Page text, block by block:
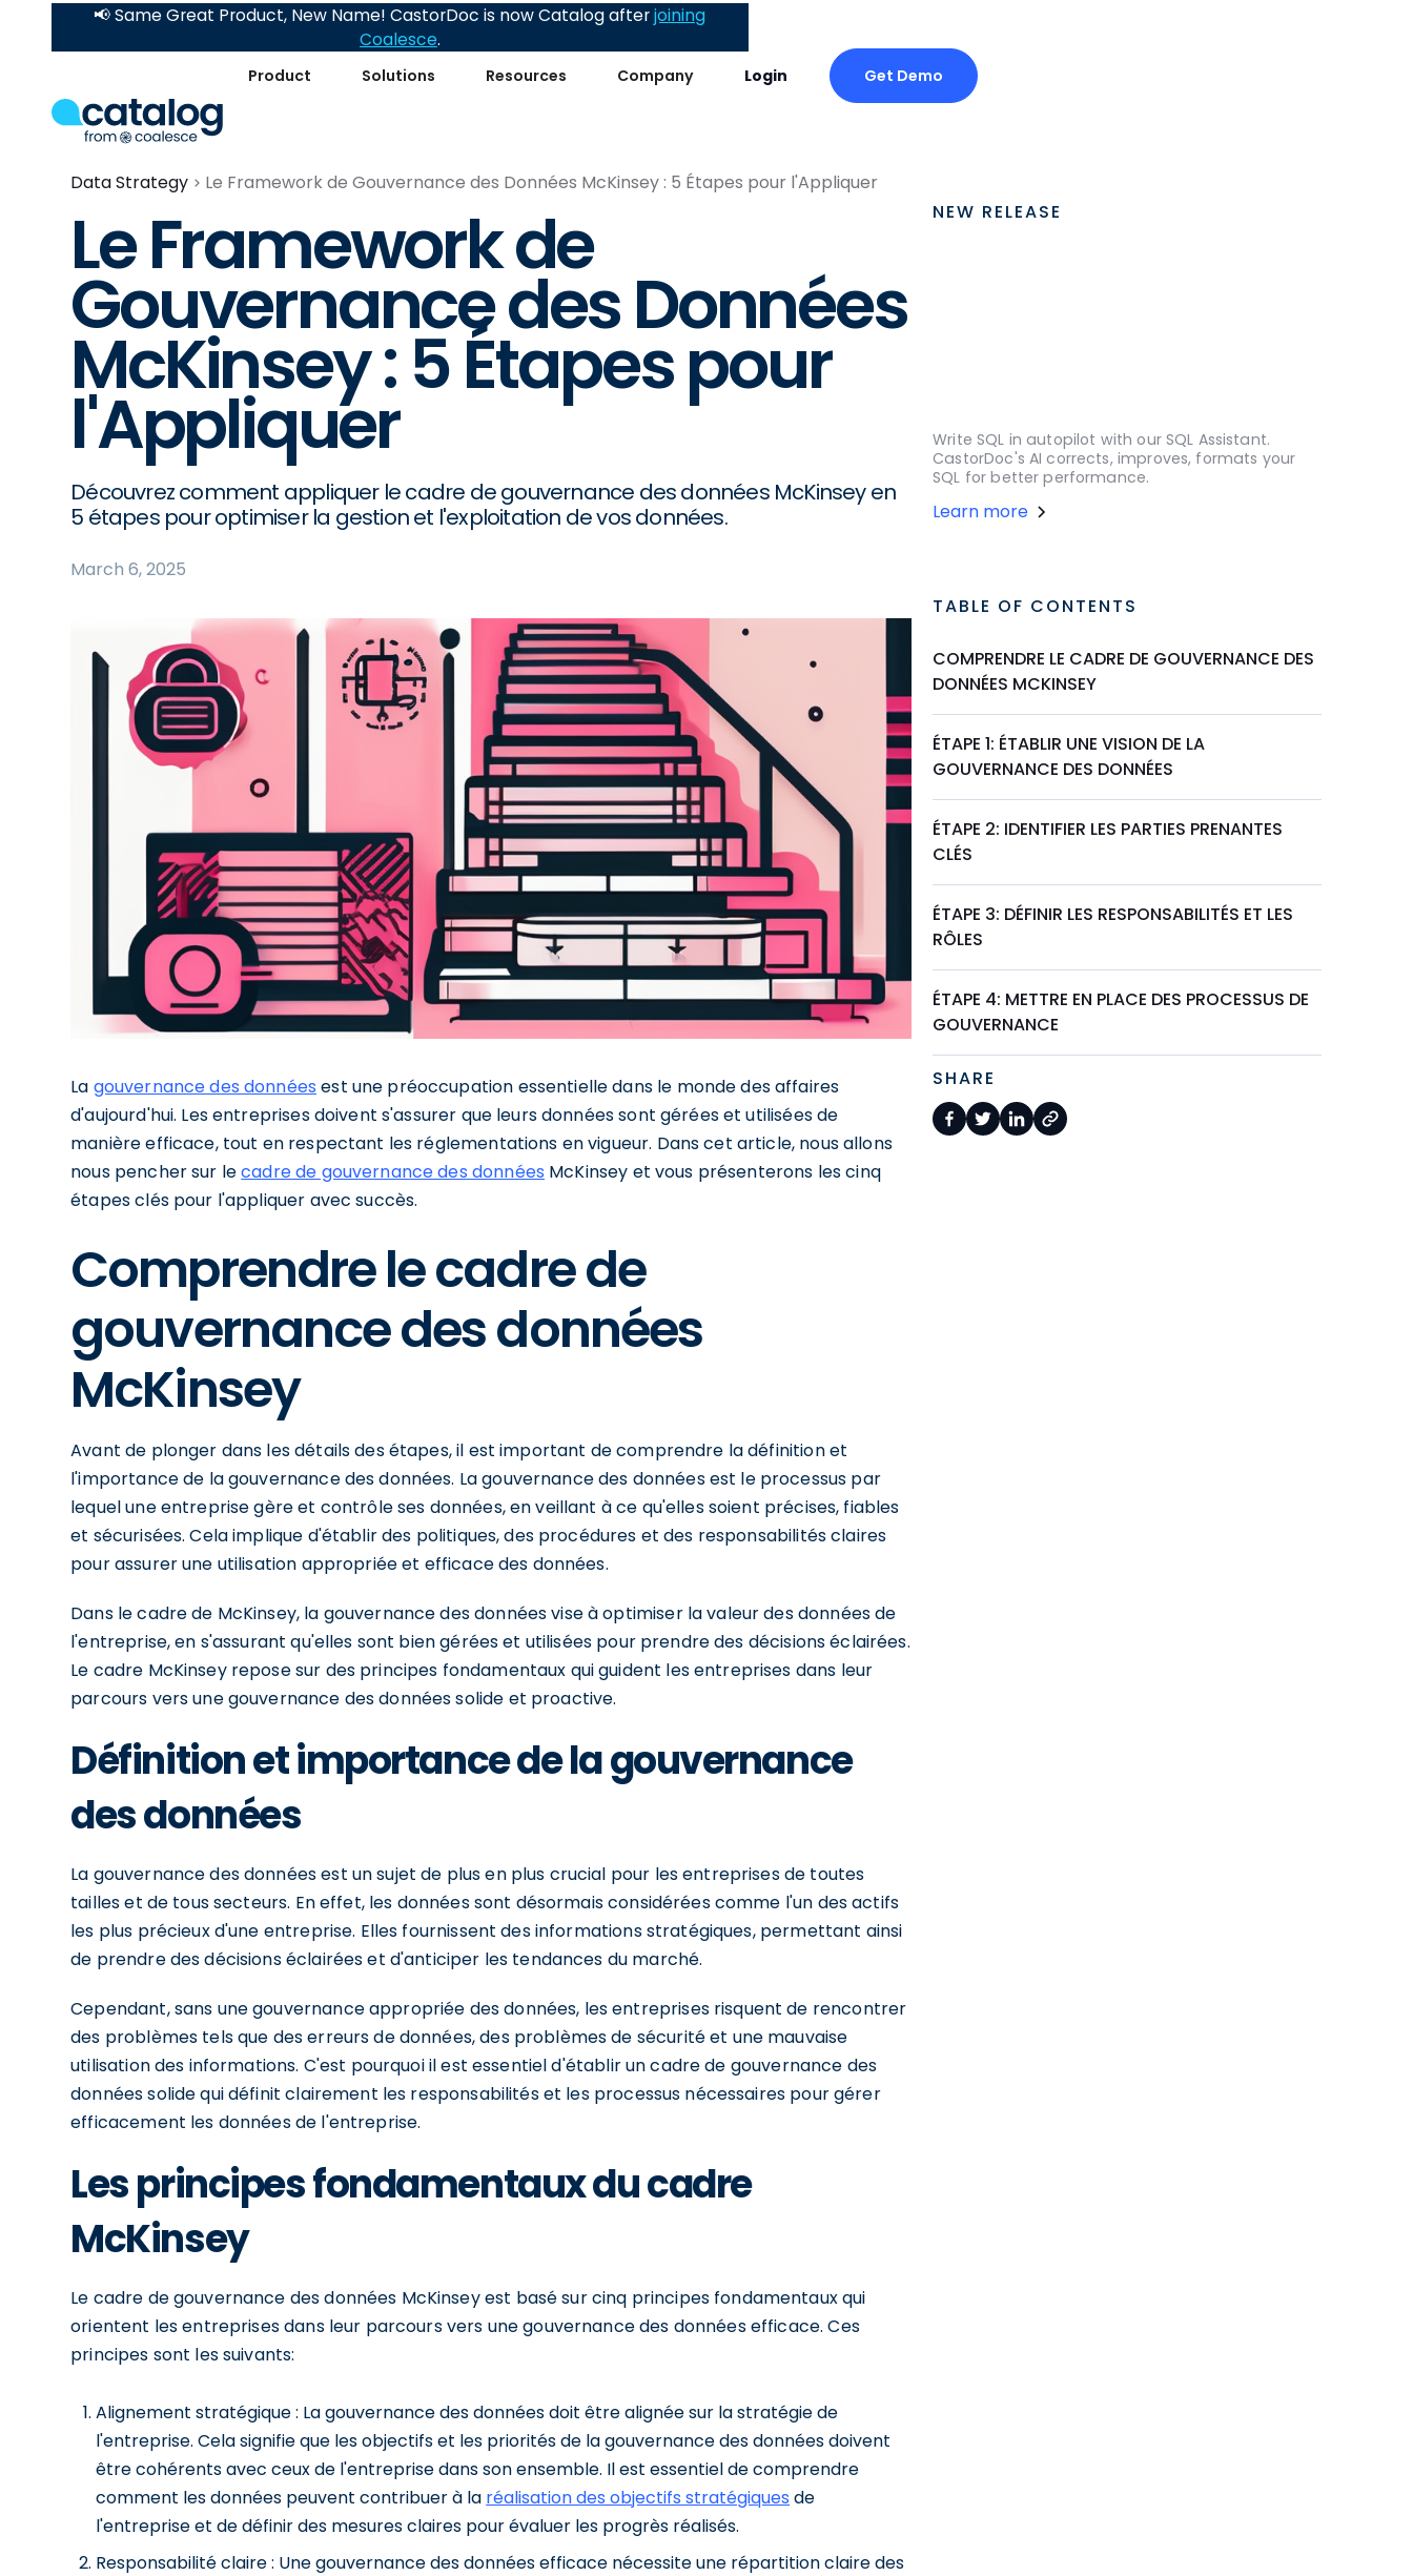
Product Solutions Resources Company Login Get Demo
📢 Same Great Product, New Name! CastorDoc is now Catalog afterjoining
Coalesce.
Data Strategy Le Framework de Gouvernance des Données McKinsey : 5 Étapes pour l'Appliquer
Le Framework de
Gouvernance des Données
McKinsey : 5 Étapes pour
l'Appliquer
Découvrez comment appliquer le cadre de gouvernance des données McKinsey en
5 étapes pour optimiser la gestion et l'exploitation de vos données.
March 6, 2025
La gouvernance des données est une préoccupation essentielle dans le monde des affaires
d'aujourd'hui. Les entreprises doivent s'assurer que leurs données sont gérées et utilisées de
manière efficace, tout en respectant les réglementations en vigueur. Dans cet article, nous allons
nous pencher sur lecadre de gouvernance des données McKinsey et vous présenterons les cinq
étapes clés pour l'appliquer avec succès.
Comprendre le cadre de
gouvernance des données
McKinsey
Avant de plonger dans les détails des étapes, il est important de comprendre la définition et
l'importance de la gouvernance des données. La gouvernance des données est le processus par
lequel une entreprise gère et contrôle ses données, en veillant à ce qu'elles soient précises, fiables
et sécurisées. Cela implique d'établir des politiques, des procédures et des responsabilités claires
pour assurer une utilisation appropriée et efficace des données.
Dans le cadre de McKinsey, la gouvernance des données vise à optimiser la valeur des données de
l'entreprise, en s'assurant qu'elles sont bien gérées et utilisées pour prendre des décisions éclairées.
Le cadre McKinsey repose sur des principes fondamentaux qui guident les entreprises dans leur
parcours vers une gouvernance des données solide et proactive.
Définition et importance de la gouvernance
des données
La gouvernance des données est un sujet de plus en plus crucial pour les entreprises de toutes
tailles et de tous secteurs. En effet, les données sont désormais considérées comme l'un des actifs
les plus précieux d'une entreprise. Elles fournissent des informations stratégiques, permettant ainsi
de prendre des décisions éclairées et d'anticiper les tendances du marché.
Cependant, sans une gouvernance appropriée des données, les entreprises risquent de rencontrer
des problèmes tels que des erreurs de données, des problèmes de sécurité et une mauvaise
utilisation des informations. C'est pourquoi il est essentiel d'établir un cadre de gouvernance des
données solide qui définit clairement les responsabilités et les processus nécessaires pour gérer
efficacement les données de l'entreprise.
Les principes fondamentaux du cadre
McKinsey
Le cadre de gouvernance des données McKinsey est basé sur cinq principes fondamentaux qui
orientent les entreprises dans leur parcours vers une gouvernance des données efficace. Ces
principes sont les suivants:
Alignement stratégique : La gouvernance des données doit être alignée sur la stratégie de
l'entreprise. Cela signifie que les objectifs et les priorités de la gouvernance des données doivent
être cohérents avec ceux de l'entreprise dans son ensemble. Il est essentiel de comprendre
comment les données peuvent contribuer à la réalisation des objectifs stratégiques de
l'entreprise et de définir des mesures claires pour évaluer les progrès réalisés.
Responsabilité claire : Une gouvernance des données efficace nécessite une répartition claire des
NEW RELEASE
Write SQL in autopilot with our SQL Assistant.
CastorDoc's AI corrects, improves, formats your
SQL for better performance.
Learn more
TABLE OF CONTENTS
COMPRENDRE LE CADRE DE GOUVERNANCE DES
DONNÉES MCKINSEY
ÉTAPE 1: ÉTABLIR UNE VISION DE LA
GOUVERNANCE DES DONNÉES
ÉTAPE 2: IDENTIFIER LES PARTIES PRENANTES
CLÉS
ÉTAPE 3: DÉFINIR LES RESPONSABILITÉS ET LES
RÔLES
ÉTAPE 4: METTRE EN PLACE DES PROCESSUS DE
GOUVERNANCE
SHARE